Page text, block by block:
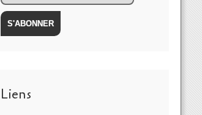
Liens